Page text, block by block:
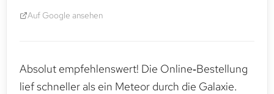
Auf Google ansehen
Absolut empfehlenswert! Die Online‑Bestellung
lief schneller als ein Meteor durch die Galaxie.